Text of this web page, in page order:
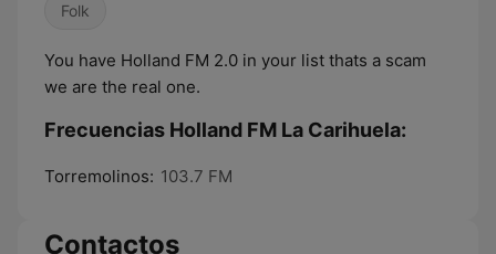
Folk
You have Holland FM 2.0 in your list thats a scam
we are the real one.
Frecuencias Holland FM La Carihuela:
Torremolinos: 103.7 FM
Contactos